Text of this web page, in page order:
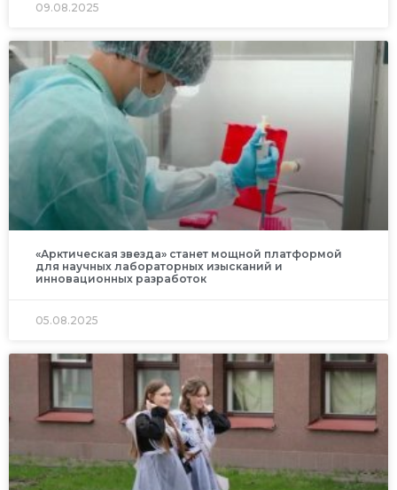
09.08.2025
«Арктическая звезда» станет мощной платформой
для научных лабораторных изысканий и
инновационных разработок
05.08.2025